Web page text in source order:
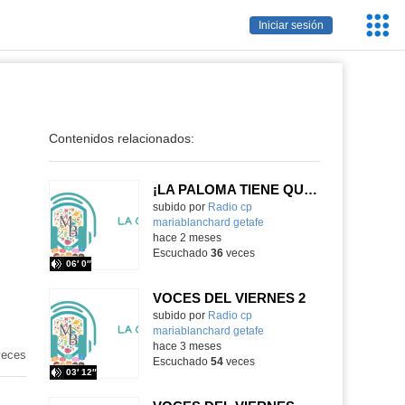
Iniciar sesión
Contenidos relacionados:
¡LA PALOMA TIENE QUE IR AL COLE!
subido por Radio cp
mariablanchard getafe
06′ 0″
hace 2 meses
Escuchado 36veces
VOCES DEL VIERNES 2
subido por Radio cp
mariablanchard getafe
03′ 12″
hace 3 meses
Escuchado 54veces